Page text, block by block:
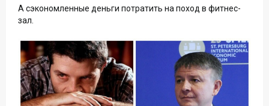
А сэкономленные деньги потратить на поход в фитнес-
зал.